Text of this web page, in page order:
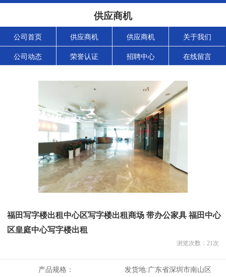
供应商机
公司首页 供应商机 供应商机 关于我们
公司动态 荣誉认证 招聘中心 在线留言
福田写字楼出租中心区写字楼出租商场 带办公家具 福田中心
区皇庭中心写字楼出租
浏览次数： 21次
产品规格： 发货地:广东省深圳市南山区